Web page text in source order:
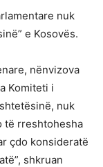
nuk
e Kosovës.
nënvizova
Komiteti i
nuk
të rreshtohesha
çdo konsideratë
shkruan